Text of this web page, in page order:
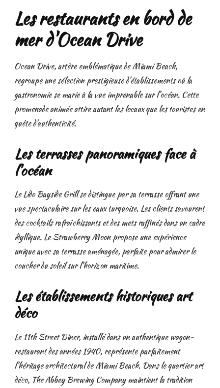
Les restaurants en bord de
mer d'Ocean Drive
Ocean Drive, artère emblématique de Miami Beach,
regroupe une sélection prestigieuse d'établissements où la
gastronomie se marie à la vue imprenable sur l'océan. Cette
promenade animée attire autant les locaux que les touristes en
quête d'authenticité.
Les terrasses panoramiques face à
l'océan
Le Lido Bayside Grill se distingue par sa terrasse offrant une
vue spectaculaire sur les eaux turquoise. Les clients savourent
des cocktails rafraîchissants et des mets raffinés dans un cadre
idyllique. Le Strawberry Moon propose une expérience
unique avec sa terrasse aménagée, parfaite pour admirer le
coucher du soleil sur l'horizon maritime.
Les établissements historiques art
déco
Le 11th Street Diner, installé dans un authentique wagon-
restaurant des années 1940, représente parfaitement
l'héritage architectural de Miami Beach. Dans le quartier art
déco, The Abbey Brewing Company maintient la tradition